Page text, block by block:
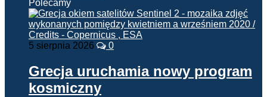
Polecamy
5 sierpnia 2026 0
Grecja uruchamia nowy program
kosmiczny